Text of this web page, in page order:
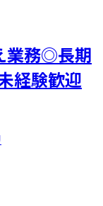
業務◎長期
経験歓迎